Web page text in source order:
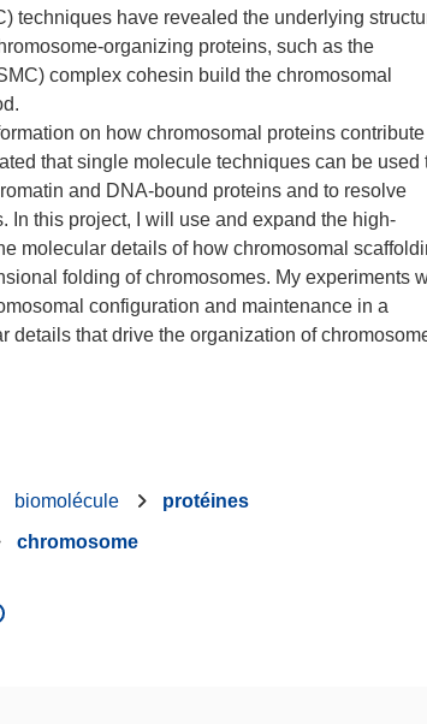
techniques have revealed the underlying
organizing proteins, such as the
complex cohesin build the chromosomal
on how chromosomal proteins
that single molecule techniques can be used
and DNA-bound proteins and to resolve
this project, I will use and expand the high-
molecular details of how chromosomal
folding of chromosomes. My experiments
configuration and maintenance in a
that drive the organization of
biomolécule
protéines
chromosome